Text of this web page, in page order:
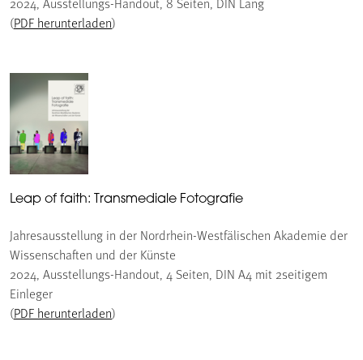
(PDF herunterladen)
Leap of faith: Transmediale Fotografie
Jahresausstellung in der Nordrhein-Westfälischen Akademie der
Wissenschaften und der Künste
2024, Ausstellungs-Handout, 4 Seiten, DIN A4 mit 2seitigem
Einleger
(PDF herunterladen)